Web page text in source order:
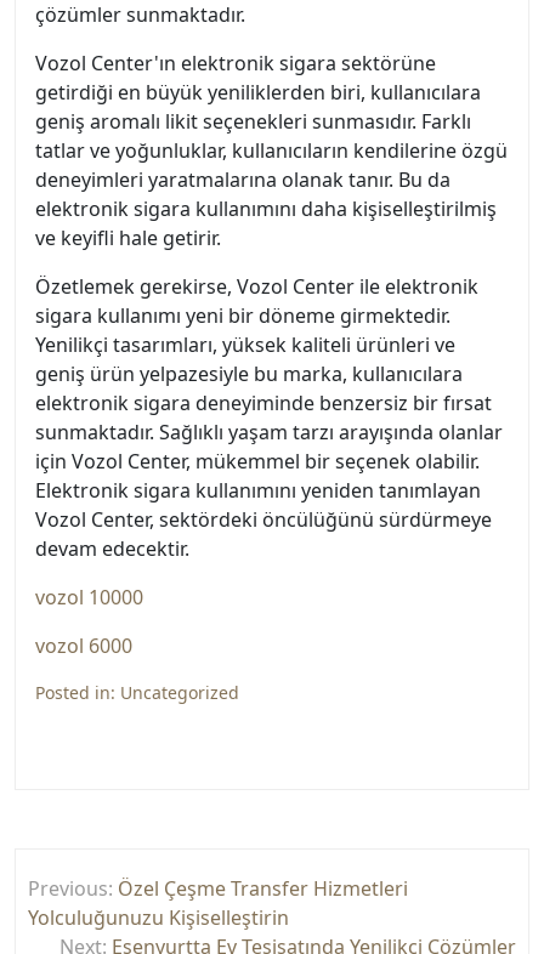
çözümler sunmaktadır.
Vozol Center'ın elektronik sigara sektörüne
getirdiği en büyük yeniliklerden biri, kullanıcılara
geniş aromalı likit seçenekleri sunmasıdır. Farklı
tatlar ve yoğunluklar, kullanıcıların kendilerine özgü
deneyimleri yaratmalarına olanak tanır. Bu da
elektronik sigara kullanımını daha kişiselleştirilmiş
ve keyifli hale getirir.
Özetlemek gerekirse, Vozol Center ile elektronik
sigara kullanımı yeni bir döneme girmektedir.
Yenilikçi tasarımları, yüksek kaliteli ürünleri ve
geniş ürün yelpazesiyle bu marka, kullanıcılara
elektronik sigara deneyiminde benzersiz bir fırsat
sunmaktadır. Sağlıklı yaşam tarzı arayışında olanlar
için Vozol Center, mükemmel bir seçenek olabilir.
Elektronik sigara kullanımını yeniden tanımlayan
Vozol Center, sektördeki öncülüğünü sürdürmeye
devam edecektir.
vozol 10000
vozol 6000
Posted in: Uncategorized
gezinmesi
Previous: Özel Çeşme Transfer Hizmetleri
Yolculuğunuzu Kişiselleştirin
Next: Esenyurtta Ev Tesisatında Yenilikçi Çözümler